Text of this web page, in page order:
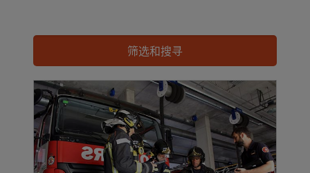
筛选和搜寻